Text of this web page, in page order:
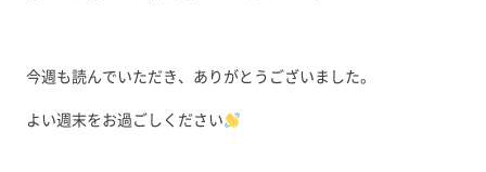
今週も読んでいただき、ありがとうございました。
よい週末をお過ごしください